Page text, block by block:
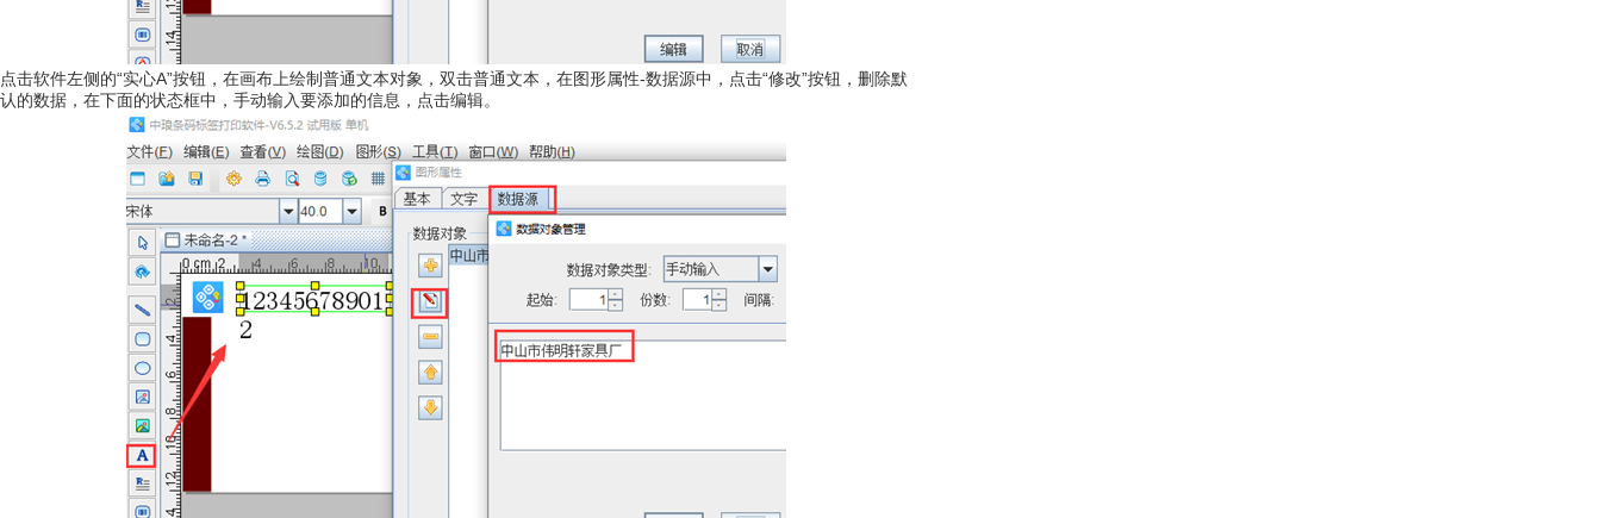
点击软件左侧的“实心A”按钮，在画布上绘制普通文本对象，双击普通文本，在图形属性-数据源中，点击“修改”按钮，删除默
认的数据，在下面的状态框中，手动输入要添加的信息，点击编辑。